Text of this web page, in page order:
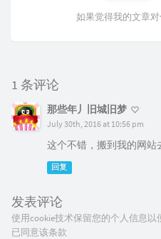
如果觉得我的文章
1 条评论
那些年丿旧城旧梦
July 30th, 2016 at 10:56 pm
这个不错，搬到我的网站
回复
发表评论
使用cookie技术保留您的个人信息
已同意该条款